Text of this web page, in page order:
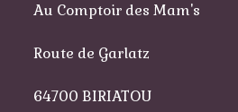
Au Comptoir des Mam's
Route de Garlatz
64700 BIRIATOU